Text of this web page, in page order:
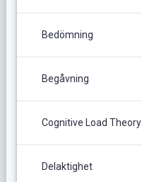
Bedömning
Begåvning
Cognitive Load Theory
Delaktighet